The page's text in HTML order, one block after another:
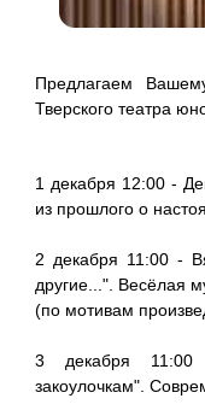
Предлагаем
Тверского театра
1 декабря 12:00 -
из прошлого о
2 декабря 11:00 -
другие...". Весёлая
(по мотивам
3 декабря
закоулочкам".